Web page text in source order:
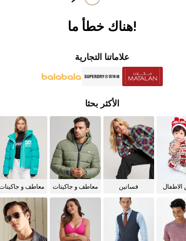
!هناك خطأ ما
علاماتنا التجارية
الأكثر بحثا
الاطفال فساتين
معاطف و جاكيتات
معاطف و